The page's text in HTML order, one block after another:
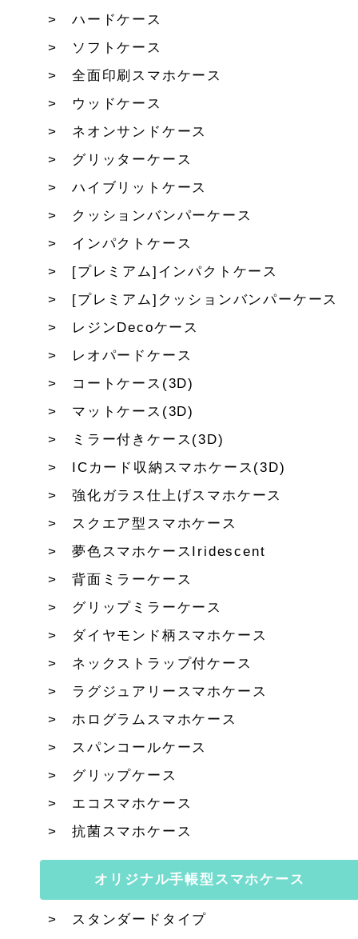
ハードケース
ソフトケース
全面印刷スマホケース
ウッドケース
ネオンサンドケース
グリッターケース
ハイブリットケース
クッションバンパーケース
インパクトケース
[プレミアム]インパクトケース
[プレミアム]クッションバンパーケース
レジンDecoケース
レオパードケース
コートケース(3D)
マットケース(3D)
ミラー付きケース(3D)
ICカード収納スマホケース(3D)
強化ガラス仕上げスマホケース
スクエア型スマホケース
夢色スマホケースIridescent
背面ミラーケース
グリップミラーケース
ダイヤモンド柄スマホケース
ネックストラップ付ケース
ラグジュアリースマホケース
ホログラムスマホケース
スパンコールケース
グリップケース
エコスマホケース
抗菌スマホケース
オリジナル手帳型スマホケース
スタンダードタイプ